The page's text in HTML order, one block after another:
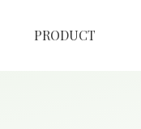
PRODUCT